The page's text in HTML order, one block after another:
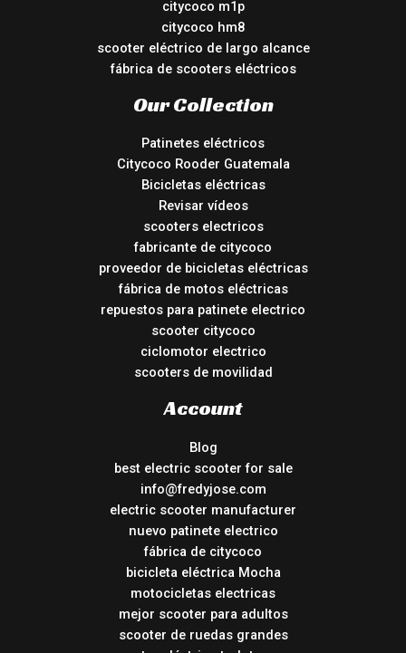
citycoco m1p
citycoco hm8
scooter eléctrico de largo alcance
fábrica de scooters eléctricos
Our Collection
Patinetes eléctricos
Citycoco Rooder Guatemala
Bicicletas eléctricas
Revisar vídeos
scooters electricos
fabricante de citycoco
proveedor de bicicletas eléctricas
fábrica de motos eléctricas
repuestos para patinete electrico
scooter citycoco
ciclomotor electrico
scooters de movilidad
Account
Blog
best electric scooter for sale
info@fredyjose.com
electric scooter manufacturer
nuevo patinete electrico
fábrica de citycoco
bicicleta eléctrica Mocha
motocicletas electricas
mejor scooter para adultos
scooter de ruedas grandes